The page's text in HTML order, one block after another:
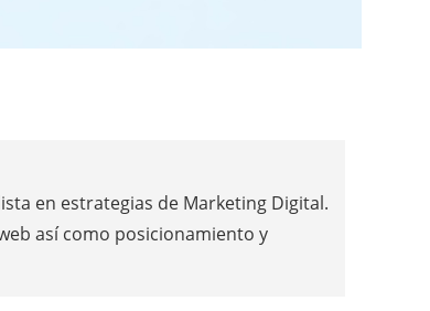
en estrategias de Marketing Digital.
así como posicionamiento y